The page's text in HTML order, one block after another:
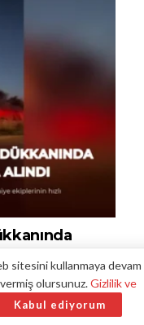
sitesini kullanmaya devam
olursunuz.Gizlilik ve
Kabul ediyorum